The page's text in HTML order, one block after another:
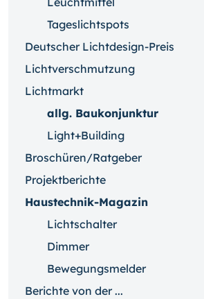
Tageslichtspots
Deutscher Lichtdesign-Preis
Lichtverschmutzung
Lichtmarkt
allg. Baukonjunktur
Light+Building
Broschüren/Ratgeber
Projektberichte
Haustechnik-Magazin
Lichtschalter
Dimmer
Bewegungsmelder
Berichte von der ...